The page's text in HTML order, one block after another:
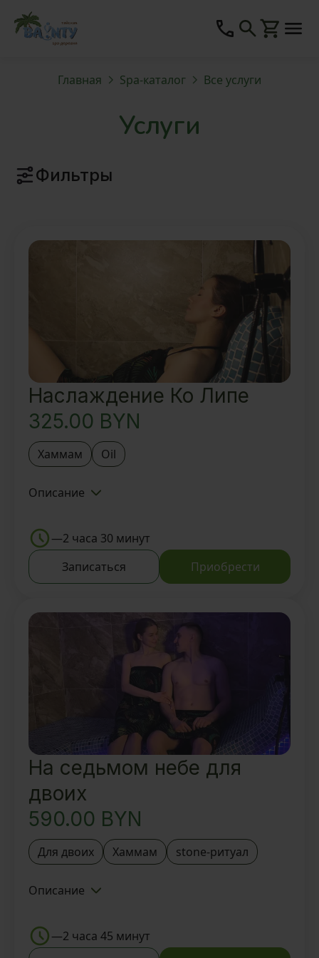
Главная Spa-каталог Все услуги
Услуги
Фильтры
Наслаждение Ко Липе
325.00 BYN
Хаммам Oil
Описание
деревней BAUNTY и Мастером
Посещение SPA зоны: турецкий
хаммам 30мин
Вкусный ароматный чай и
восточные угощения
—2 часа 30 минут
Записаться
Приобрести
На седьмом небе для
двоих
590.00 BYN
Для двоих Хаммам stone-ритуал
Описание
деревней BAUNTY и Мастером
—2 часа 45 минут